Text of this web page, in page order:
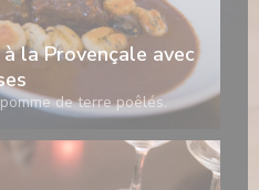
la Provençale avec
de terre poêlés.